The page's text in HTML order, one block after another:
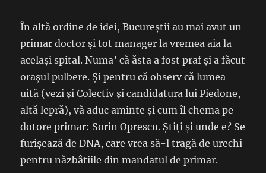
În altă ordine de idei, Bucureștii au mai avut un
primar doctor și tot manager la vremea aia la
același spital. Numa’ că ăsta a fost praf și a făcut
orașul pulbere. Și pentru că observ că lumea
uită (vezi și Colectiv și candidatura lui Piedone,
altă lepră), vă aduc aminte și cum îl chema pe
dotore primar: Sorin Oprescu. Știți și unde e? Se
furișează de DNA, care vrea să-l tragă de urechi
pentru năzbâtiile din mandatul de primar.